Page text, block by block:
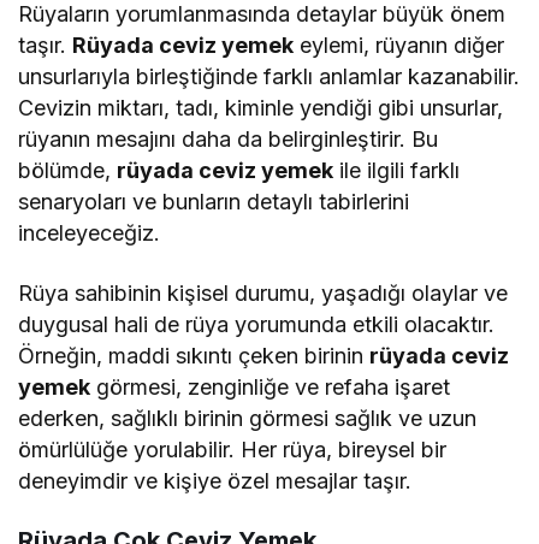
Rüyaların yorumlanmasında detaylar büyük önem
taşır. Rüyada ceviz yemek eylemi, rüyanın diğer
unsurlarıyla birleştiğinde farklı anlamlar kazanabilir.
Cevizin miktarı, tadı, kiminle yendiği gibi unsurlar,
rüyanın mesajını daha da belirginleştirir. Bu
bölümde, rüyada ceviz yemek ile ilgili farklı
senaryoları ve bunların detaylı tabirlerini
inceleyeceğiz.
Rüya sahibinin kişisel durumu, yaşadığı olaylar ve
duygusal hali de rüya yorumunda etkili olacaktır.
Örneğin, maddi sıkıntı çeken birinin rüyada ceviz
yemek görmesi, zenginliğe ve refaha işaret
ederken, sağlıklı birinin görmesi sağlık ve uzun
ömürlülüğe yorulabilir. Her rüya, bireysel bir
deneyimdir ve kişiye özel mesajlar taşır.